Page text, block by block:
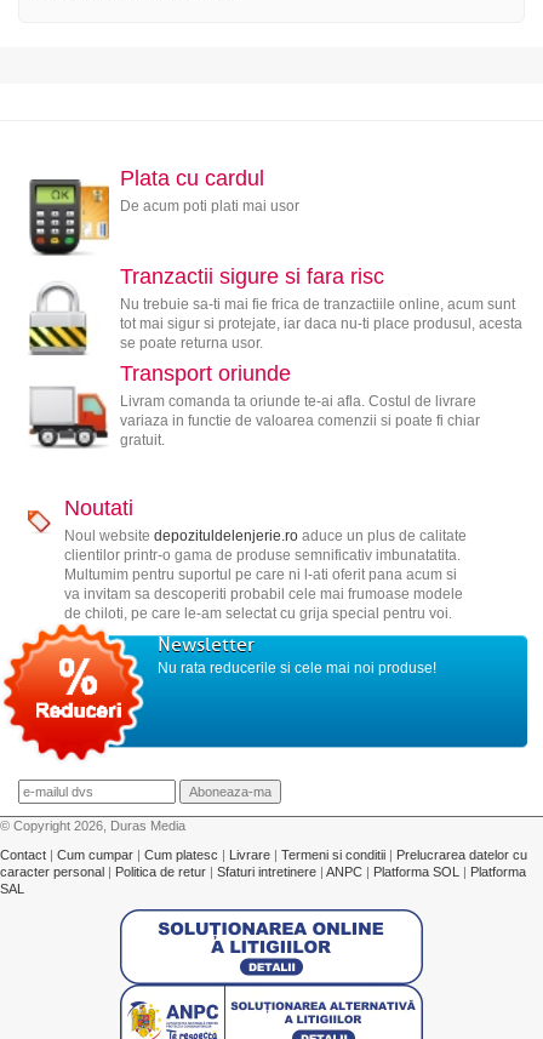
Plata cu cardul
De acum poti plati mai usor
Tranzactii sigure si fara risc
Nu trebuie sa-ti mai fie frica de tranzactiile online, acum sunt
tot mai sigur si protejate, iar daca nu-ti place produsul, acesta
se poate returna usor.
Transport oriunde
Livram comanda ta oriunde te-ai afla. Costul de livrare
variaza in functie de valoarea comenzii si poate fi chiar
gratuit.
Noutati
Noul website depozituldelenjerie.roaduce un plus de calitate
clientilor printr-o gama de produse semnificativ imbunatatita.
Multumim pentru suportul pe care ni l-ati oferit pana acum si
va invitam sa descoperiti probabil cele mai frumoase modele
de chiloti, pe care le-am selectat cu grija special pentru voi.
Newsletter
Nu rata reducerile si cele mai noi produse!
© Copyright 2026, Duras Media
Contact | Cum cumpar | Cum platesc | Livrare | Termeni si conditii | Prelucrarea datelor cu
caracter personal | Politica de retur | Sfaturi intretinere | ANPC | Platforma SOL | Platforma
SAL